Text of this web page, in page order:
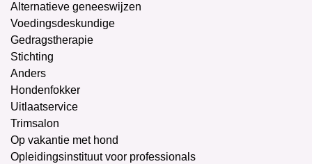
Alternatieve geneeswijzen
Voedingsdeskundige
Gedragstherapie
Stichting
Anders
Hondenfokker
Uitlaatservice
Trimsalon
Op vakantie met hond
Opleidingsinstituut voor professionals